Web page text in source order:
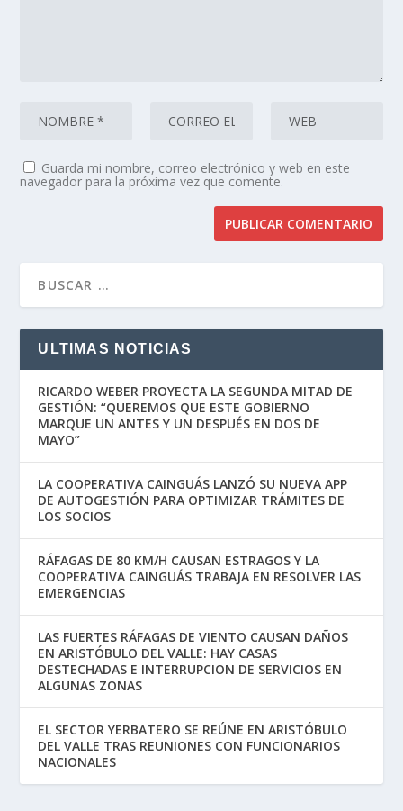
Guarda mi nombre, correo electrónico y web en este
navegador para la próxima vez que comente.
ULTIMAS NOTICIAS
RICARDO WEBER PROYECTA LA SEGUNDA MITAD DE
GESTIÓN: “QUEREMOS QUE ESTE GOBIERNO
MARQUE UN ANTES Y UN DESPUÉS EN DOS DE
MAYO”
LA COOPERATIVA CAINGUÁS LANZÓ SU NUEVA APP
DE AUTOGESTIÓN PARA OPTIMIZAR TRÁMITES DE
LOS SOCIOS
RÁFAGAS DE 80 KM/H CAUSAN ESTRAGOS Y LA
COOPERATIVA CAINGUÁS TRABAJA EN RESOLVER LAS
EMERGENCIAS
LAS FUERTES RÁFAGAS DE VIENTO CAUSAN DAÑOS
EN ARISTÓBULO DEL VALLE: HAY CASAS
DESTECHADAS E INTERRUPCION DE SERVICIOS EN
ALGUNAS ZONAS
EL SECTOR YERBATERO SE REÚNE EN ARISTÓBULO
DEL VALLE TRAS REUNIONES CON FUNCIONARIOS
NACIONALES